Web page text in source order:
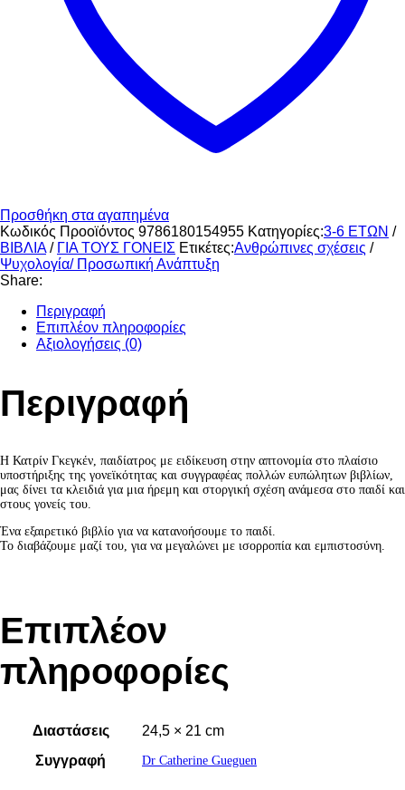
Προσθήκη στα αγαπημένα
Κωδικός Προοϊόντος 9786180154955 Κατηγορίες:3-6 ΕΤΩΝ /
ΒΙΒΛΙΑ/ ΓΙΑ ΤΟΥΣ ΓΟΝΕΙΣ Ετικέτες:Ανθρώπινες σχέσεις /
Ψυχολογία/ Προσωπική Ανάπτυξη
Share:
Περιγραφή
Επιπλέον πληροφορίες
Αξιολογήσεις (0)
Περιγραφή
Η Κατρίν Γκεγκέν, παιδίατρος με ειδίκευση στην απτονομία στο πλαίσιο
υποστήριξης της γονεϊκότητας και συγγραφέας πολλών ευπώλητων βιβλίων,
μας δίνει τα κλειδιά για μια ήρεμη και στοργική σχέση ανάμεσα στο παιδί και
στους γονείς του.
Ένα εξαιρετικό βιβλίο για να κατανοήσουμε το παιδί.
Το διαβάζουμε μαζί του, για να μεγαλώνει με ισορροπία και εμπιστοσύνη.
Επιπλέον
πληροφορίες
Διαστάσεις
24,5 × 21 cm
Συγγραφή
Dr Catherine Gueguen